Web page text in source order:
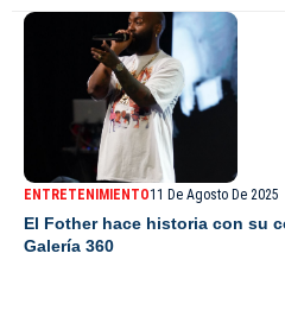
ENTRETENIMIENTO11 De Agosto De 2025
El Fother hace historia con su
Galería 360